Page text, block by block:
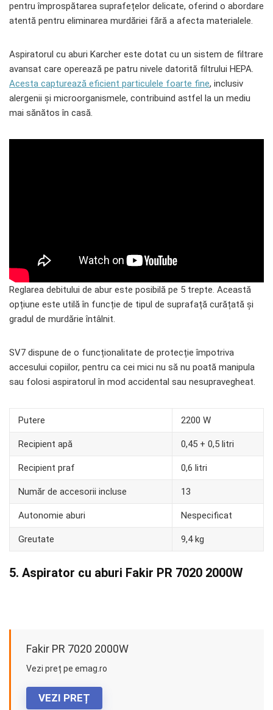
pentru împrospătarea suprafețelor delicate, oferind o abordare
atentă pentru eliminarea murdăriei fără a afecta materialele.
Aspiratorul cu aburi Karcher este dotat cu un sistem de filtrare
avansat care operează pe patru nivele datorită filtrului HEPA.
Acesta capturează eficient particulele foarte fine, inclusiv
alergenii și microorganismele, contribuind astfel la un mediu
mai sănătos în casă.
Reglarea debitului de abur este posibilă pe 5 trepte. Această
opțiune este utilă în funcție de tipul de suprafață curățată și
gradul de murdărie întâlnit.
SV7 dispune de o funcționalitate de protecție împotriva
accesului copiilor, pentru ca cei mici nu să nu poată manipula
sau folosi aspiratorul în mod accidental sau nesupravegheat.
Putere 2200 W
Recipient apă 0,45 + 0,5 litri
Recipient praf 0,6 litri
Număr de accesorii incluse 13
Autonomie aburi Nespecificat
Greutate 9,4 kg
5. Aspirator cu aburi Fakir PR 7020 2000W
VEZI PREȚ
Fakir PR 7020 2000W
Vezi preț pe emag.ro